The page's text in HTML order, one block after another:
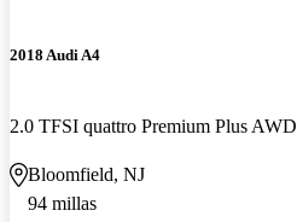
2018 Audi A4
2.0 TFSI quattro Premium Plus AWD
Bloomfield, NJ
94 millas